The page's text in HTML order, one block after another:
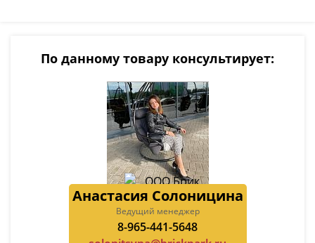
По данному товару консультирует:
Анастасия Солоницина
Ведущий менеджер
8-965-441-5648